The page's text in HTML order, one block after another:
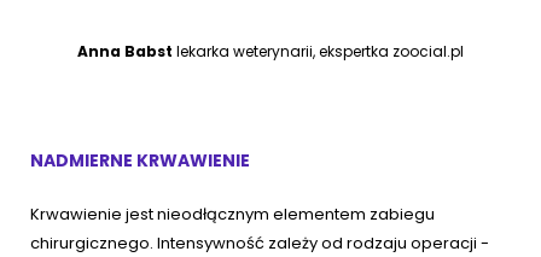
Anna Babst lekarka weterynarii, ekspertka zoocial.pl
NADMIERNE KRWAWIENIE
Krwawienie jest nieodłącznym elementem zabiegu
chirurgicznego. Intensywność zależy od rodzaju operacji -